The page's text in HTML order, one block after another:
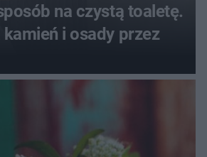
na czystą toaletę.
i osady przez